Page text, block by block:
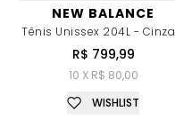
NEW BALANCE
Tênis Unissex 204L - Cinza
R$ 799,99
10 X R$ 80,00
WISHLIST